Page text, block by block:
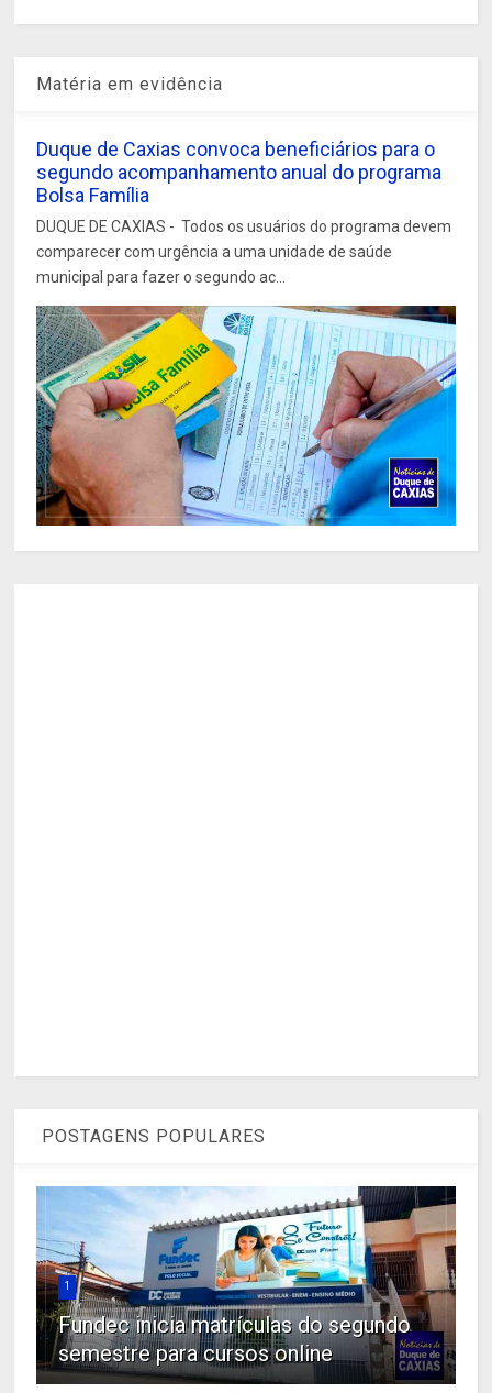
Matéria em evidência
Duque de Caxias convoca beneficiários para o
segundo acompanhamento anual do programa
Bolsa Família
DUQUE DE CAXIAS - Todos os usuários do programa devem
comparecer com urgência a uma unidade de saúde
municipal para fazer o segundo ac...
POSTAGENS POPULARES
1
Fundec inicia matrículas do segundo
semestre para cursos online